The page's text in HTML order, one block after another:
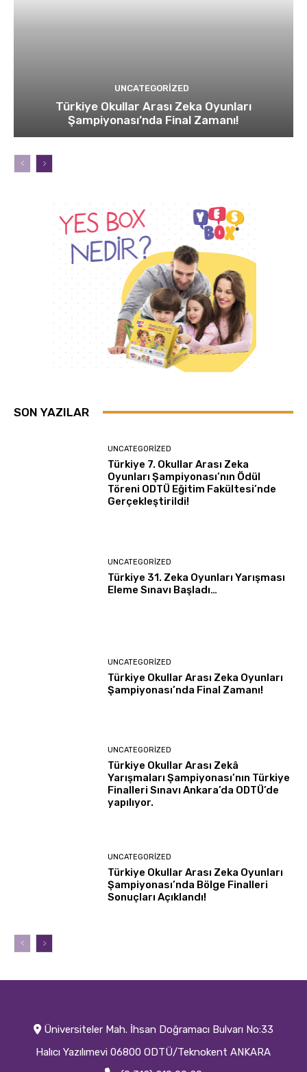
UNCATEGORIZED
Türkiye Okullar Arası Zeka Oyunları
Şampiyonası’nda Final Zamanı!
SON YAZILAR
UNCATEGORIZED
Türkiye 7. Okullar Arası Zeka
Oyunları Şampiyonası’nın Ödül
Töreni ODTÜ Eğitim Fakültesi’nde
Gerçekleştirildi!
UNCATEGORIZED
Türkiye 31. Zeka Oyunları Yarışması
Eleme Sınavı Başladı…
UNCATEGORIZED
Türkiye Okullar Arası Zeka Oyunları
Şampiyonası’nda Final Zamanı!
UNCATEGORIZED
Türkiye Okullar Arası Zekâ
Yarışmaları Şampiyonası’nın Türkiye
Finalleri Sınavı Ankara’da ODTÜ’de
yapılıyor.
UNCATEGORIZED
Türkiye Okullar Arası Zeka Oyunları
Şampiyonası’nda Bölge Finalleri
Sonuçları Açıklandı!
Üniversiteler Mah. İhsan Doğramacı Bulvarı No:33
Halıcı Yazılımevi 06800 ODTÜ/Teknokent ANKARA